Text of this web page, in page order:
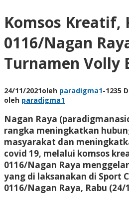
Komsos Kreatif,
0116/Nagan
Turnamen Volly
24/11/2021oleh paradigma1-1235
oleh paradigma1
Nagan Raya
rangka meningkatkan
masyarakat dan
covid 19, melalui komsos
0116/Nagan Raya
yang di laksanakan di Sport
0116/Nagan Raya, Rabu (24/